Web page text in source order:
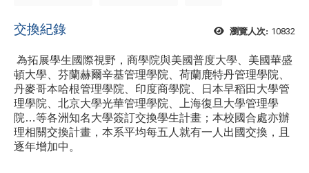
瀏覽人次: 10832
交換紀錄
為拓展學生國際視野，商學院與美國普度大學、美國華盛
頓大學、芬蘭赫爾辛基管理學院、荷蘭鹿特丹管理學院、
丹麥哥本哈根管理學院、印度商學院、日本早稻田大學管
理學院、北京大學光華管理學院、上海復旦大學管理學
院…等各洲知名大學簽訂交換學生計畫；本校國合處亦辦
理相關交換計畫，本系平均每五人就有一人出國交換，且
逐年增加中。